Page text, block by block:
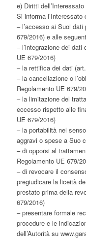
e) Diritti dell’Interessato
Si informa
– l’accesso ai Suoi
679/2016) e alle
– l’integrazione dei
UE 679/2016)
– la rettifica dei dati
– la cancellazione o
Regolamento UE 679/
– la limitazione del
eccesso rispetto alle
UE 679/2016)
– la portabilità nel
aggravi o spese a Suo
– di opporsi al
Regolamento UE 679/
– di revocare il
pregiudicare la liceità
prestato prima della
679/2016)
– presentare formale
procedure e le
dell’Autorità su